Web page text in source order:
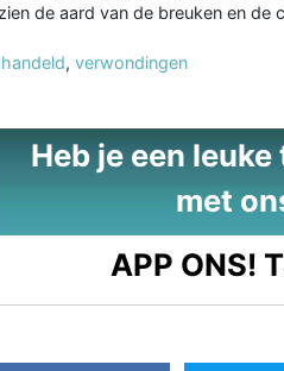
de aard van de breuken en de
, verwondingen
Heb je een
met
APP ONS!